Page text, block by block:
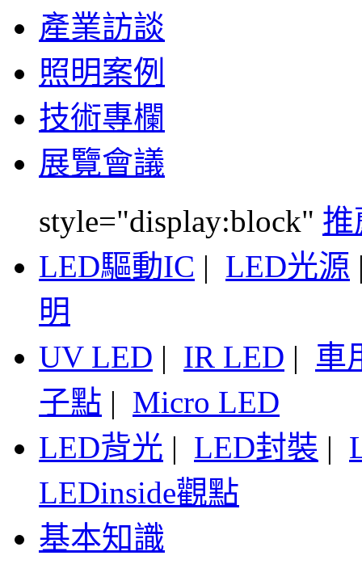
產業訪談
照明案例
技術專欄
展覽會議
style="display:block" 推
LED驅動IC | LED光源
明
UV LED | IR LED | 車
子點 | Micro LED
LED背光 | LED封裝 |
LEDinside觀點
基本知識